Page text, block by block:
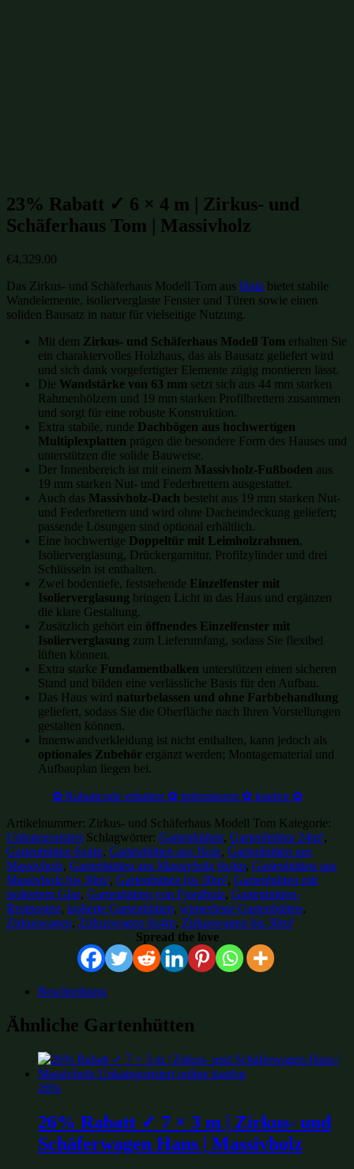
23% Rabatt ✓ 6 × 4 m | Zirkus- und
Schäferhaus Tom | Massivholz
€4,329.00
Das Zirkus- und Schäferhaus Modell Tom aus Holz bietet stabile
Wandelemente, isolierverglaste Fenster und Türen sowie einen
soliden Bausatz in natur für vielseitige Nutzung.
Mit dem Zirkus- und Schäferhaus Modell Tom erhalten Sie
ein charaktervolles Holzhaus, das als Bausatz geliefert wird
und sich dank vorgefertigter Elemente zügig montieren lässt.
Die Wandstärke von 63 mm setzt sich aus 44 mm starken
Rahmenhölzern und 19 mm starken Profilbrettern zusammen
und sorgt für eine robuste Konstruktion.
Extra stabile, runde Dachbögen aus hochwertigen
Multiplexplatten prägen die besondere Form des Hauses und
unterstützen die solide Bauweise.
Der Innenbereich ist mit einem Massivholz-Fußboden aus
19 mm starken Nut- und Federbrettern ausgestattet.
Auch das Massivholz-Dach besteht aus 19 mm starken Nut-
und Federbrettern und wird ohne Dacheindeckung geliefert;
passende Lösungen sind optional erhältlich.
Eine hochwertige Doppeltür mit Leimholzrahmen,
Isolierverglasung, Drückergarnitur, Profilzylinder und drei
Schlüsseln ist enthalten.
Zwei bodentiefe, feststehende Einzelfenster mit
Isolierverglasung bringen Licht in das Haus und ergänzen
die klare Gestaltung.
Zusätzlich gehört ein öffnendes Einzelfenster mit
Isolierverglasung zum Lieferumfang, sodass Sie flexibel
lüften können.
Extra starke Fundamentbalken unterstützen einen sicheren
Stand und bilden eine verlässliche Basis für den Aufbau.
Das Haus wird naturbelassen und ohne Farbbehandlung
geliefert, sodass Sie die Oberfläche nach Ihren Vorstellungen
gestalten können.
Innenwandverkleidung ist nicht enthalten, kann jedoch als
optionales Zubehör ergänzt werden; Montagematerial und
Aufbauplan liegen bei.
✿ Rabattcode erhalten ✿ informieren ✿ kaufen ✿
Artikelnummer: Zirkus- und Schäferhaus Modell Tom Kategorie:
Unkategorisiert Schlagwörter: Gartenhütten, Gartenhütten 24m²,
Gartenhütten 6x4m, Gartenhütten aus Holz, Gartenhütten aus
Massivholz, Gartenhütten aus Massivholz 6x4m, Gartenhütten aus
Massivholz bis 30m², Gartenhütten bis 30m², Gartenhütten mit
isoliertem Glas, Gartenhütten von Fjordholz, Gartenhütten-
Restposten, isolierte Gartenhütten, winterfeste Gartenhütten,
Zirkuswagen, Zirkuswagen 6x4m, Zirkuswagen bis 30m²
Spread the love
Beschreibung
Ähnliche Gartenhütten
26%
26% Rabatt ✓ 7 × 3 m | Zirkus- und
Schäferwagen Hans | Massivholz